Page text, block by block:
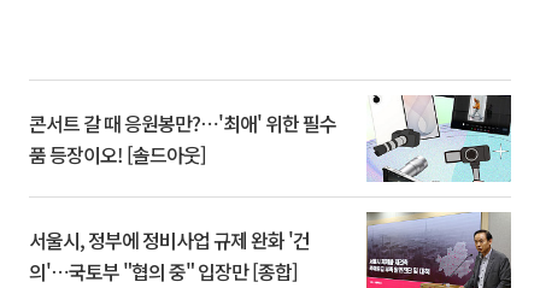
콘서트 갈 때 응원봉만?⋯'최애' 위한 필수
품 등장이오! [솔드아웃]
서울시, 정부에 정비사업 규제 완화 '건
의'⋯국토부 "협의 중" 입장만 [종합]